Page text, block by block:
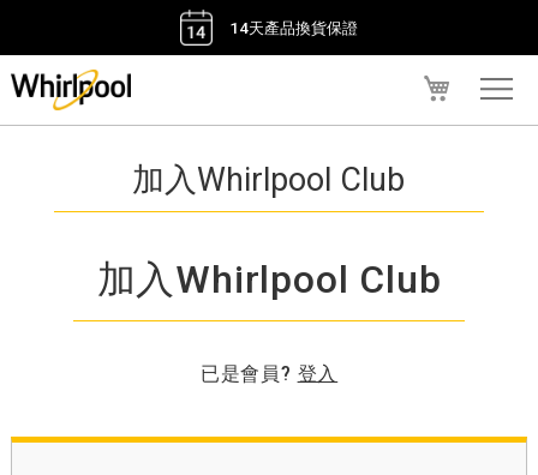
我的購物車
14天產品換貨保證
加入Whirlpool Club
加入Whirlpool Club
已是會員? 登入